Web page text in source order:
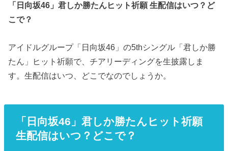
「日向坂46」君しか勝たんヒット祈願 生配信はいつ？ど
こで？
アイドルグループ「日向坂46」の5thシングル「君しか勝
たん」ヒット祈願で、チアリーディングを生披露しま
す。生配信はいつ、どこでなのでしょうか。
「日向坂46」君しか勝たんヒット祈願
生配信はいつ？どこで？